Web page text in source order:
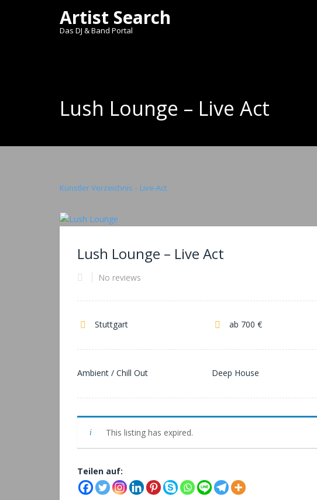
Artist Search
Das DJ & Band Portal
Lush Lounge – Live Act
Künstler Verzeichnis Live-Act
Lush Lounge – Live Act
No reviews
Stuttgart ab 700 €
Ambient / Chill Out Deep House
This listing has expired.
Teilen auf: